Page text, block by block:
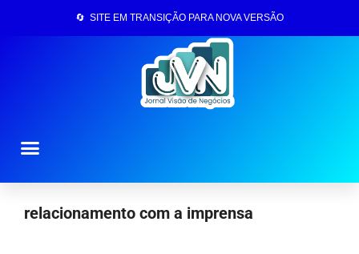
🔄 SITE EM TRANSIÇÃO PARA NOVA VERSÃO
relacionamento com a imprensa